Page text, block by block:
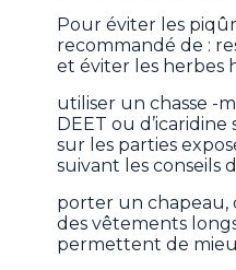
Pour éviter les
recommandé de :
et éviter les herbes
utiliser un chasse -
DEET ou
sur les parties
suivant les conseils
porter un chapeau,
des vêtements
permettent de